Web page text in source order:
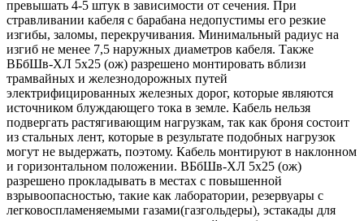
превышать 4-5 штук в зависимости от сечения. При
стравливании кабеля с барабана недопустимы его резкие
изгибы, заломы, перекручивания. Минимальный радиус на
изгиб не менее 7,5 наружных диаметров кабеля. Также
ВБбШв-ХЛ 5х25 (ож) разрешено монтировать вблизи
трамвайных и железнодорожных путей
электрифицированных железных дорог, которые являются
источником блуждающего тока в земле. Кабель нельзя
подвергать растягивающим нагрузкам, так как броня состоит
из стальных лент, которые в результате подобных нагрузок
могут не выдержать, поэтому. Кабель монтируют в наклонном
и горизонтальном положении. ВБбШв-ХЛ 5х25 (ож)
разрешено прокладывать в местах с повышенной
взрывоопасностью, такие как лаборатории, резервуары с
легковоспламеняемыми газами(газгольдеры), эстакады для